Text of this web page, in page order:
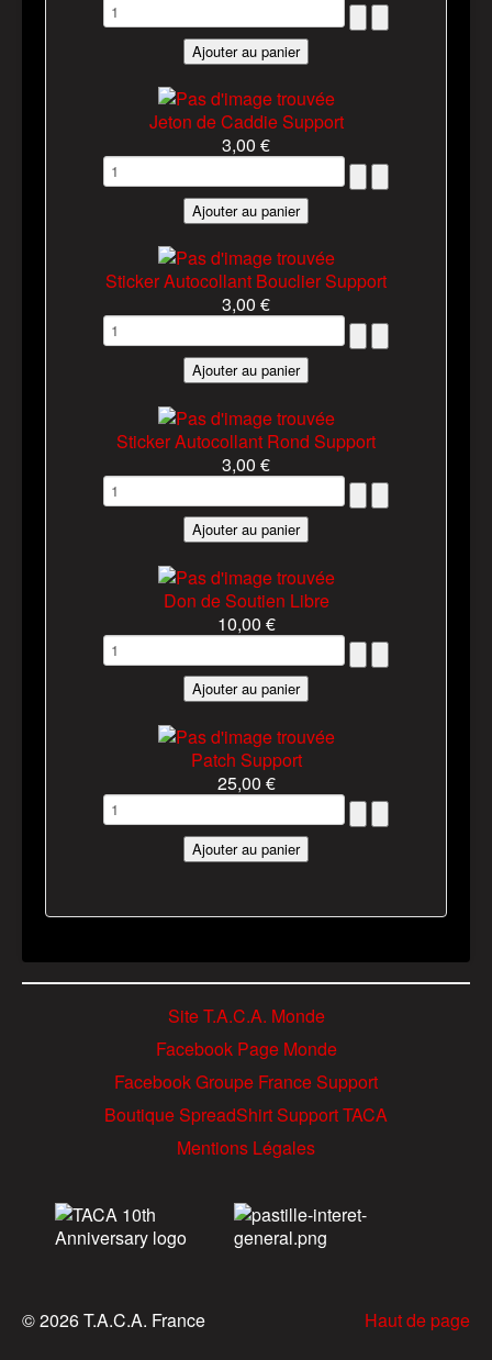
Jeton de Caddie Support
3,00 €
Sticker Autocollant Bouclier Support
3,00 €
Sticker Autocollant Rond Support
3,00 €
Don de Soutien Libre
10,00 €
Patch Support
25,00 €
Site T.A.C.A. Monde
Facebook Page Monde
Facebook Groupe France Support
Boutique SpreadShirt Support TACA
Mentions Légales
Haut de page
© 2026 T.A.C.A. France